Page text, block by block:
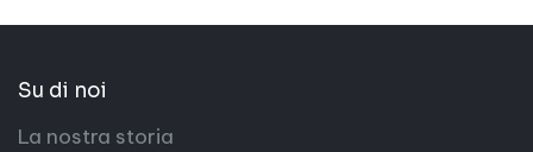
Su di noi
La nostra storia